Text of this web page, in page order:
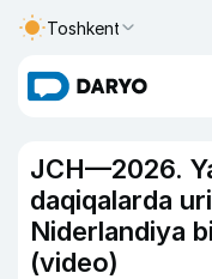
Toshkent
JCH—2026.
daqiqalarda
Niderlandiya
(video)